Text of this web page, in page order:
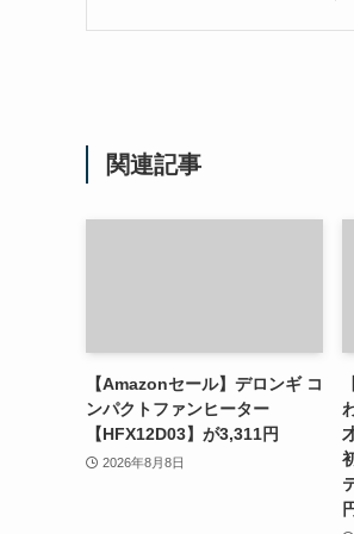
関連記事
【Amazonセール】デロンギ コ
ンパクトファンヒーター
【HFX12D03】が3,311円
2026年8月8日